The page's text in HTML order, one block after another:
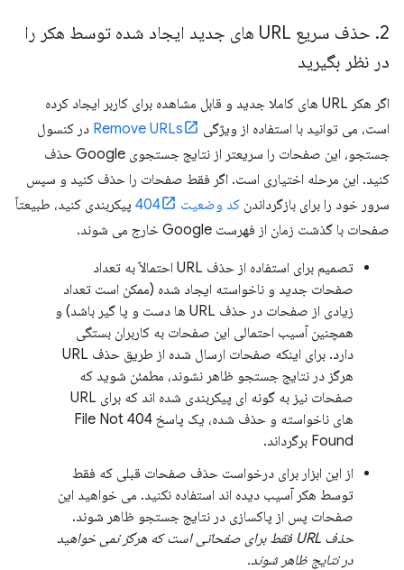
2
.
حذف سریع URL های جدید ایجاد شده توسط هکر را
در نظر بگیرید
اگر هکر URL های کاملا جدید و قابل مشاهده برای کاربر ایجاد کرده
است، می توانید با استفاده از ویژگی
Remove URLs در کنسول
جستجو، این صفحات را سریعتر از نتایج جستجوی Google حذف
کنید. این مرحله اختیاری است. اگر فقط صفحات را حذف کنید و سپس
سرور خود را برای بازگرداندن کد وضعیت 404
پیکربندی کنید، طبیعتاً
صفحات با گذشت زمان از فهرست Google خارج می شوند.
تصمیم برای استفاده از حذف URL احتمالاً به تعداد
صفحات جدید و ناخواسته ایجاد شده (ممکن است تعداد
زیادی از صفحات در حذف URL ها دست و پا گیر باشد) و
همچنین آسیب احتمالی این صفحات به کاربران بستگی
دارد. برای اینکه صفحات ارسال شده از طریق حذف URL
هرگز در نتایج جستجو ظاهر نشوند، مطمئن شوید که
صفحات نیز به گونه ای پیکربندی شده اند که برای URL
های ناخواسته و حذف شده، یک پاسخ 404 File Not
Found برگرداند.
از این ابزار برای درخواست حذف صفحات قبلی که فقط
توسط هکر آسیب دیده اند استفاده نکنید. می خواهید این
صفحات پس از پاکسازی در نتایج جستجو ظاهر شوند.
حذف URL فقط برای صفحاتی است که هرگز نمی خواهید
در نتایج ظاهر شوند.